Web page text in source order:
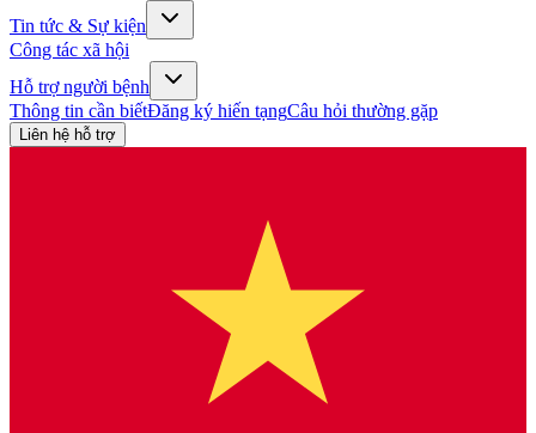
Tin tức & Sự kiện
Công tác xã hội
Hỗ trợ người bệnh
Thông tin cần biếtĐăng ký hiến tạngCâu hỏi thường gặp
Liên hệ hỗ trợ